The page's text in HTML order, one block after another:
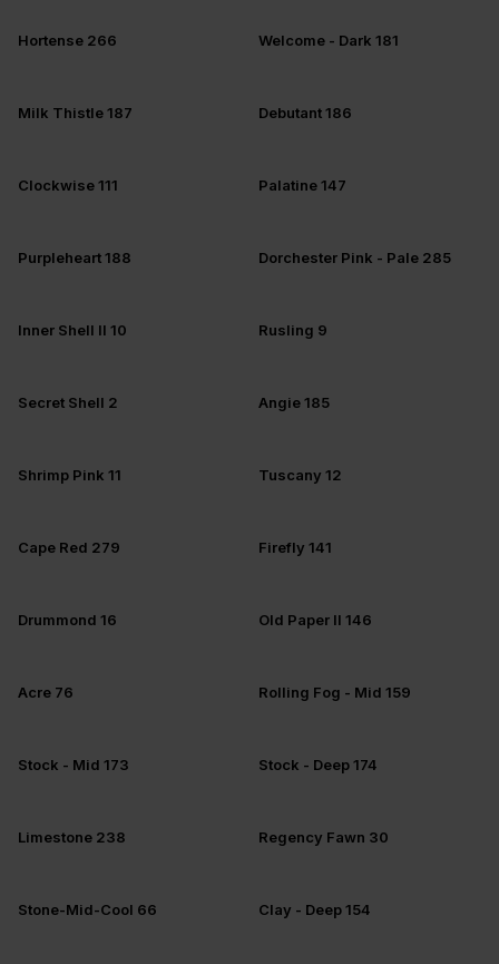
Hortense 266 Welcome - Dark 181
Milk Thistle 187 Debutant 186
Clockwise 111 Palatine 147
Purpleheart 188 Dorchester Pink - Pale 285
Inner Shell II 10 Rusling 9
Secret Shell 2 Angie 185
Shrimp Pink 11 Tuscany 12
Cape Red 279 Firefly 141
Drummond 16 Old Paper II 146
Acre 76 Rolling Fog - Mid 159
Stock - Mid 173 Stock - Deep 174
Limestone 238 Regency Fawn 30
Stone-Mid-Cool 66 Clay - Deep 154